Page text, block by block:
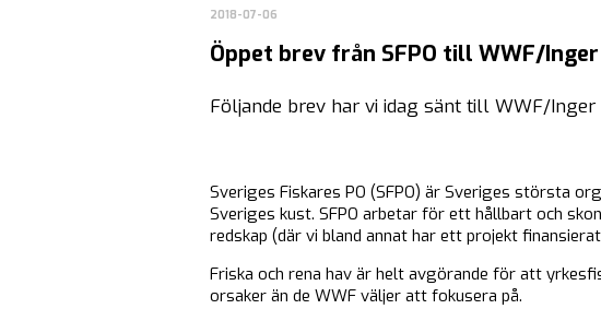
2018-07-06
Öppet brev från SFPO till WWF/
Följande brev har vi idag sänt till WWF/Inger
Sveriges Fiskares PO (SFPO) är Sveriges största
Sveriges kust. SFPO arbetar för ett hållbart och
redskap (där vi bland annat har ett projekt
Friska och rena hav är helt avgörande för att
orsaker än de WWF väljer att fokusera på.